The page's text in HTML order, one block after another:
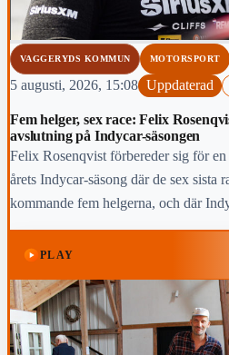
VAGGERYDS KOMMUN MOTORSPORT
5 augusti, 2026, 15:08 Uppdaterad
Fem helger, sex race: Felix
avslutning på Indycar-säsongen
Felix Rosenqvist förbereder sig för
årets Indycar-säsong där de sex sista
kommande fem helgerna, och där
topp-fem-placering i den slutliga
PLAY